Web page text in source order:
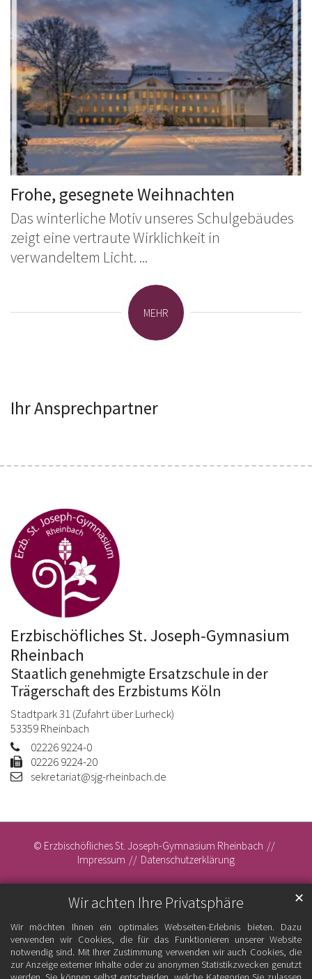
Wir achten Ihre Privatsphäre
Wir möchten Ihnen ein optimales Webseiten-Erlebnis bieten. Dazu
verwenden wir Cookies, die für das Funktionieren unserer Website
notwendig sind. Mit Ihrer Zustimmung verwenden wir auch Cookies, die
zur Anzeige externer Inhalte oder zu anonymen Statistikzwecken genutzt
✕
Frohe, gesegnete Weihnachten
Das winterliche Motiv unseres Schulgebäudes
zeigt eine vertraute Wirklichkeit in
verwandeltem Licht. ...
MEHR
Ihr Ansprechpartner
Erzbischöfliches St. Joseph-Gymnasium
Rheinbach
Staatlich genehmigte Ersatzschule in der
Trägerschaft des Erzbistums Köln
Stadtpark 31 (Zufahrt über Lurheck)
53359Rheinbach
02226 9224-0
02226 9224-20
sekretariat@sjg-rheinbach.de
© Erzbischöfliches St. Joseph-Gymnasium Rheinbach
Impressum
Datenschutzerklärung